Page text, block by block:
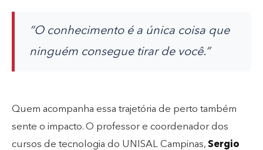
“O conhecimento é a única coisa que
ninguém consegue tirar de você.”
Quem acompanha essa trajetória de perto também
sente o impacto. O professor e coordenador dos
cursos de tecnologia do UNISAL Campinas, Sergio